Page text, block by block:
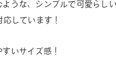
うな、シンプルで可愛らしい
しています！
いサイズ感！